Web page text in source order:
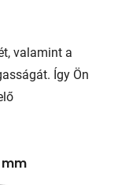
valamint a
Így Ön